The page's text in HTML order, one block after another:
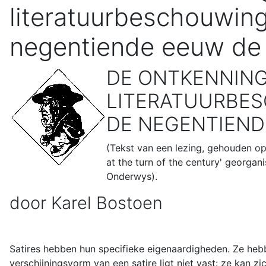
negentiende eeuw
DE
DE
(Tekst van een lezing, gehouden
at the turn of the century'
Onderwys).
door Karel Bostoen
Satires hebben hun specifieke eigenaardigheden. Ze
verschijningsvorm van een satire ligt niet vast: ze kan